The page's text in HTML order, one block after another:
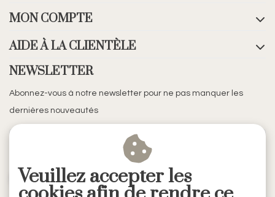
MON COMPTE
AIDE À LA CLIENTÈLE
NEWSLETTER
Abonnez-vous à notre newsletter pour ne pas manquer les
dernières nouveautés
S'ABONNER
Veuillez accepter les